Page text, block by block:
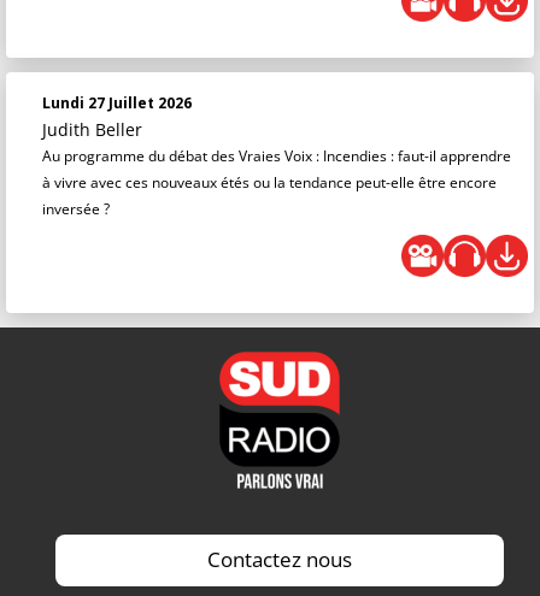
Lundi 27 Juillet 2026
Judith Beller
Au programme du débat des Vraies Voix : Incendies : faut-il apprendre
à vivre avec ces nouveaux étés ou la tendance peut-elle être encore
inversée ?
Contactez nous